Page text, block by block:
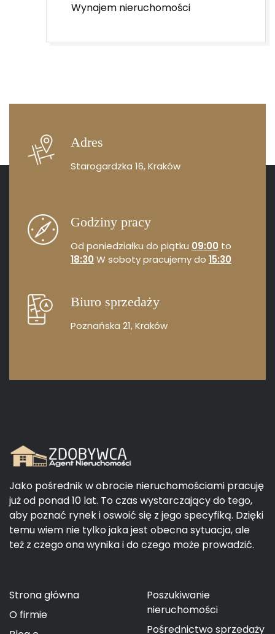
Wynajem nieruchomości
Adres
Starogardzka 16, Kraków
Godziny pracy
Od poniedziałku do piątku 09:00 to
18:30 W soboty pracujemy do 15:30
Biuro sprzedaży
Poznańska 21, Kraków
Jako pośrednik w obrocie nieruchomościami pracuję
już od ponad 10 lat. To czas wystarczający do tego,
aby poznać rynek i oswoić się z jego specyfiką. Dzięki
temu wiem nie tylko jaka jest obecna sytuacja, ale
też z czego ona wynika i do czego może prowadzić.
Strona główna
O firmie
Poszukiwanie
nieruchomości
Pośrednictwo sprzedaży